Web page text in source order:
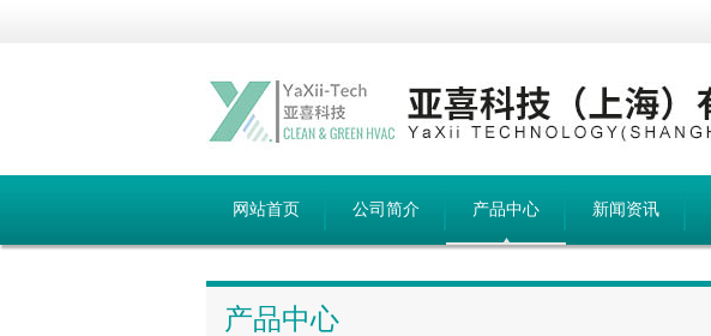
网站首页 公司简介 产品中心 新闻资讯
产品中心